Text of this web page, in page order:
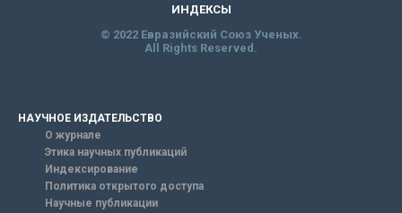
ИНДЕКСЫ
© 2022 Евразийский Союз Ученых.
All Rights Reserved.
НАУЧНОЕ ИЗДАТЕЛЬСТВО
О журнале
Этика научных публикаций
Индексирование
Политика открытого доступа
Научные публикации